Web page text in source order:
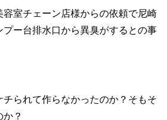
室チェーン店様からの依頼で尼崎
ー台排水口から異臭がするとの事
られて作らなかったのか？そもそ
？